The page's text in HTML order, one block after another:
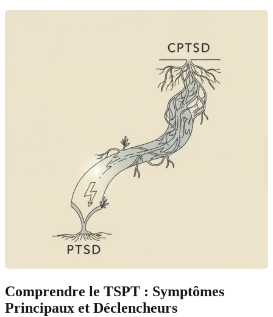
Comprendre le TSPT : Symptômes
Principaux et Déclencheurs